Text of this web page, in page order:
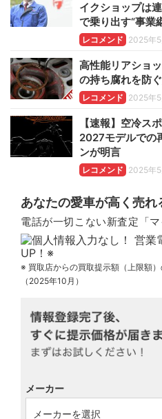
イクショップは
で乗り出す“事業
レコメンド 2025年5
高性能リアショ
の持ち腐れを防
レコメンド 2025年5
【速報】空冷ス
2027モデルでの
ンが明言
レコメンド 2025年5
あなたの愛車が高く売れ
電話が一切こない新査定「マ
※ 買取店からの買取提示額（上限額
（2025年10月）
メーカー